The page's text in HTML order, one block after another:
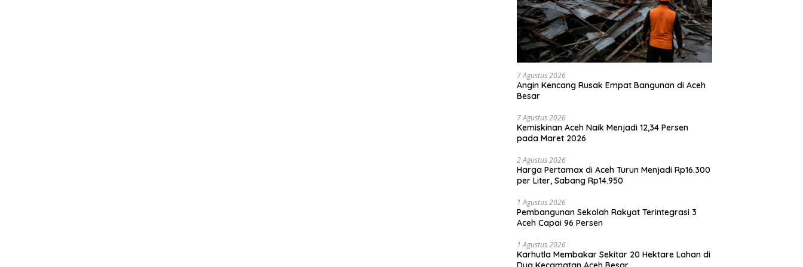
7 Agustus 2026
Angin Kencang Rusak Empat Bangunan di Aceh
Besar
7 Agustus 2026
Kemiskinan Aceh Naik Menjadi 12,34 Persen
pada Maret 2026
2 Agustus 2026
Harga Pertamax di Aceh Turun Menjadi Rp16.300
per Liter, Sabang Rp14.950
1 Agustus 2026
Pembangunan Sekolah Rakyat Terintegrasi 3
Aceh Capai 96 Persen
1 Agustus 2026
Karhutla Membakar Sekitar 20 Hektare Lahan di